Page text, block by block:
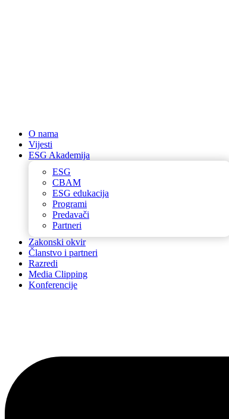
O nama
Vijesti
ESG Akademija
ESG
CBAM
ESG edukacija
Programi
Predavači
Partneri
Zakonski okvir
Članstvo i partneri
Razredi
Media Clipping
Konferencije